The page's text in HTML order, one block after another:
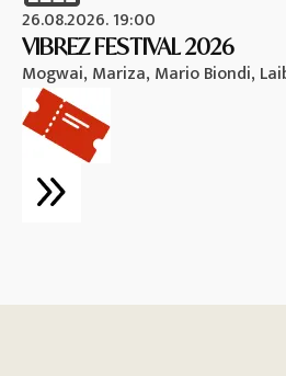
26.08.2026. 19:00
VIBREZ FESTIVAL 2026
Mogwai, Mariza, Mario Biondi,